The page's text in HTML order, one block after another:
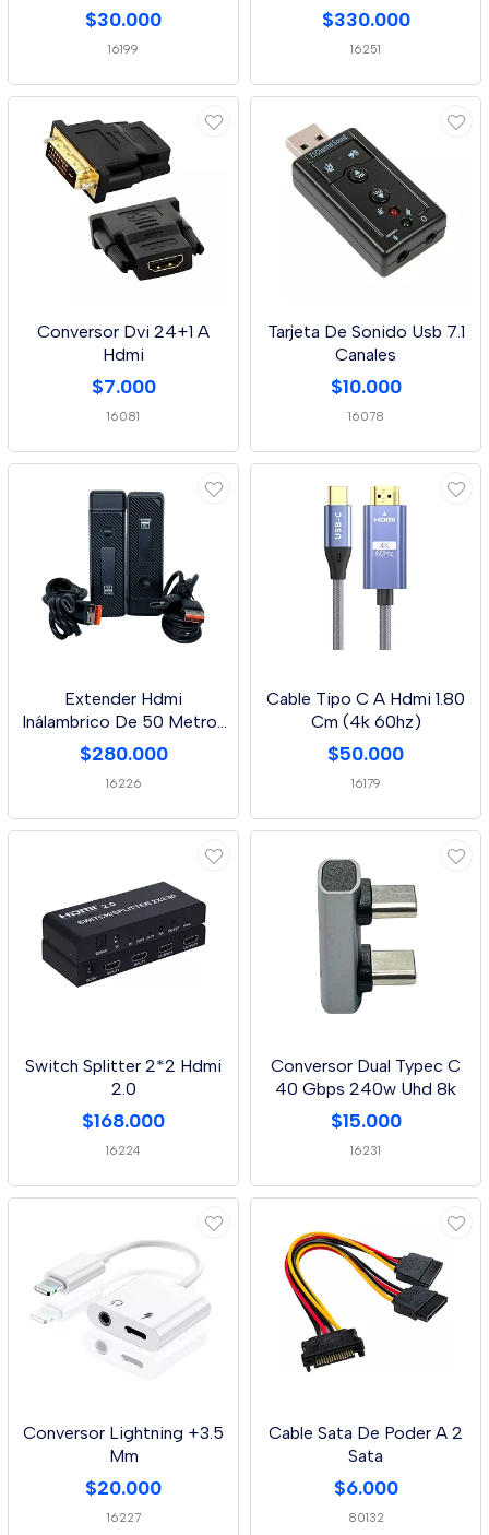
$30.000
16199
Aluminio
$330.000
16251
Conversor Dvi 24+1 A
Hdmi
$7.000
16081
Tarjeta De Sonido Usb 7.1
Canales
$10.000
16078
Extender Hdmi
Inálambrico De 50 Metros
Hdtv
$280.000
16226
Cable Tipo C A Hdmi 1.80
Cm (4k 60hz)
$50.000
16179
Switch Splitter 2*2 Hdmi
2.0
$168.000
16224
Conversor Dual Typec C
40 Gbps 240w Uhd 8k
$15.000
16231
Conversor Lightning +3.5
Mm
$20.000
16227
Cable Sata De Poder A 2
Sata
$6.000
80132